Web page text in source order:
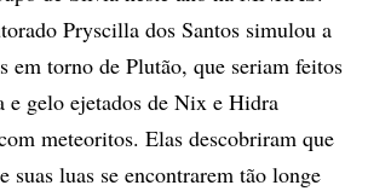
Pryscilla dos Santos simulou a
em torno de Plutão, que seriam feitos
e gelo ejetados de Nix e Hidra
meteoritos. Elas descobriram que
suas luas se encontrarem tão longe